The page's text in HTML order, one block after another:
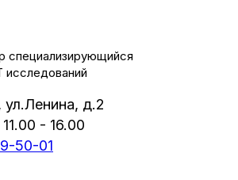
специализирующийся
ул.Ленина, д.2
- 16.00
50-01